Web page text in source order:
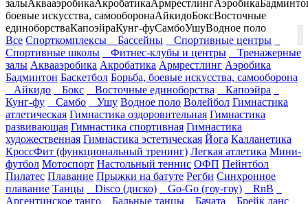
залыАквааэробикаАкробатикаАрмрестлингАэробика
боевые искусства, самооборонаАйкидоБоксВосточные
единоборстваКапоэйраКунг-фуСамбоУшуВодное поло
Все Спорткомплексы Бассейны
Спортивные центры
Спортивные школы
Фитнес-клубы и центры
Тренажерные
залы Аквааэробика Акробатика Армрестлинг Аэробика
Бадминтон Баскетбол Борьба, боевые искусства, самооборона
Айкидо
Бокс Восточные единоборства
Капоэйра
Кунг-фу
Самбо Ушу Водное поло Волейбол Гимнастика
атлетическая Гимнастика оздоровительная Гимнастика
развивающая Гимнастика спортивная Гимнастика
художественная Гимнастика эстетическая Йога Калланетика
КроссФит (функциональный тренинг) Легкая атлетика Мини-
футбол Мотоспорт Настольный теннис ОФП Пейнтбол
Пилатес Плавание Прыжки на батуте Регби Синхронное
плавание Танцы Disco (диско) Go-Go (гоу-гоу)
RnB
Аргентинское танго
Бальные танцы Бачата
Брейк данс